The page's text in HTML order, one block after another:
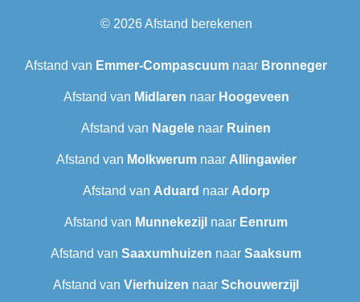
© 2026Afstand berekenen
Afstand van Emmer-Compascuum naar Bronneger
Afstand van Midlaren naar Hoogeveen
Afstand van Nagele naar Ruinen
Afstand van Molkwerumnaar Allingawier
Afstand van Aduard naar Adorp
Afstand van Munnekezijl naar Eenrum
Afstand van Saaxumhuizen naar Saaksum
Afstand van Vierhuizen naar Schouwerzijl